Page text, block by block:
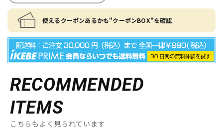
使えるクーポンあるかも"クーポンBOX"を確認
RECOMMENDED
ITEMS
こちらもよく見られています